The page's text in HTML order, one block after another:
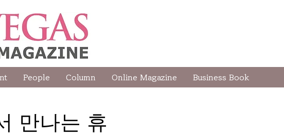
People Column Online Magazine Business Book
만나는 휴